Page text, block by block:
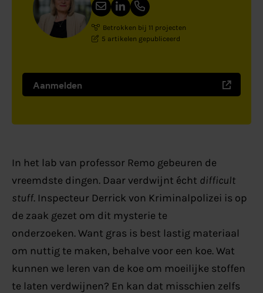
Betrokken bij 11 projecten
5 artikelen gepubliceerd
Aanmelden
In het lab van professor Remo gebeuren de
vreemdste dingen. Daar verdwijnt écht difficult
stuff. Inspecteur Derrick von Kriminalpolizei is op
de zaak gezet om dit mysterie te
onderzoeken. Want gras is best lastig materiaal
om nuttig te maken, behalve voor een koe. Wat
kunnen we leren van de koe om moeilijke stoffen
te laten verdwijnen? En kan dat misschien zelfs